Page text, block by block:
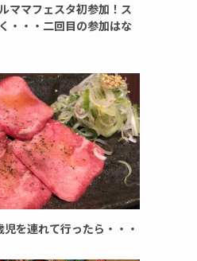
ママフェスタ初参加！ス
・・・二回目の参加はな
児を連れて行ったら・・・